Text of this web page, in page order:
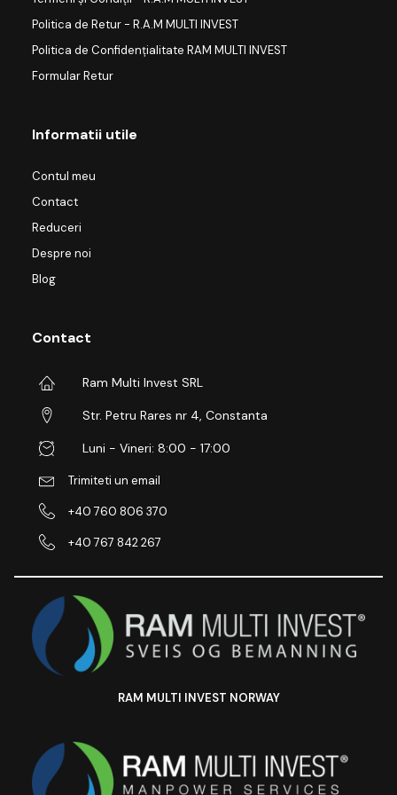
Politica de Retur - R.A.M MULTI INVEST
Politica de Confidențialitate RAM MULTI INVEST
Formular Retur
Informatii utile
Contul meu
Contact
Reduceri
Despre noi
Blog
Contact
Ram Multi Invest SRL
Str. Petru Rares nr 4, Constanta
Luni - Vineri: 8:00 - 17:00
Trimiteti un email
+40 760 806 370
+40 767 842 267
RAM MULTI INVEST NORWAY